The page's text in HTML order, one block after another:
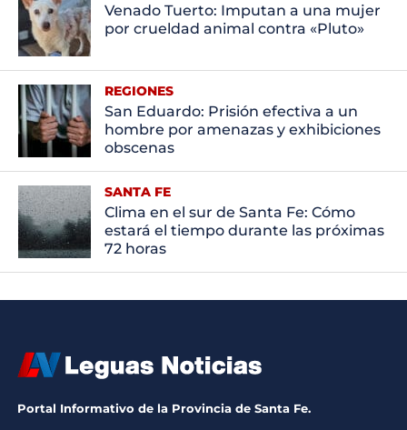
Venado Tuerto: Imputan a una mujer
por crueldad animal contra «Pluto»
REGIONES
San Eduardo: Prisión efectiva a un
hombre por amenazas y exhibiciones
obscenas
SANTA FE
Clima en el sur de Santa Fe: Cómo
estará el tiempo durante las próximas
72 horas
Portal Informativo de la Provincia de Santa Fe.